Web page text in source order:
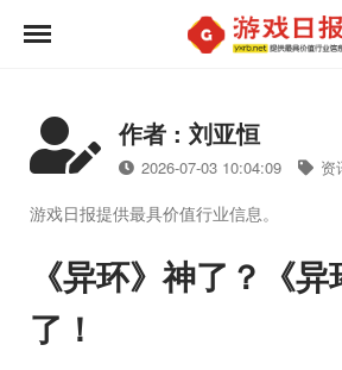
作者 : 刘亚恒
2026-07-03 10:04:09 资
游戏日报提供最具价值行业信息。
《异环》神了？《
了！